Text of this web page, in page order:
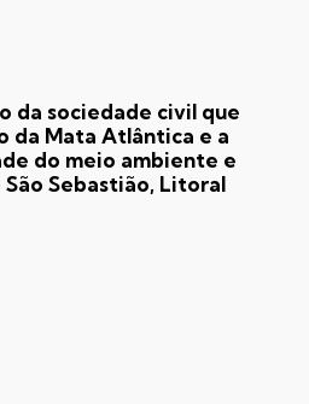
da sociedade civil que
da Mata Atlântica e a
do meio ambiente e
São Sebastião, Litoral